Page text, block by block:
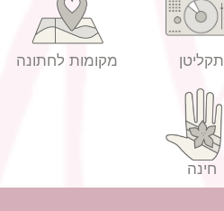
תקליטן מקומות לחתונה
חינה